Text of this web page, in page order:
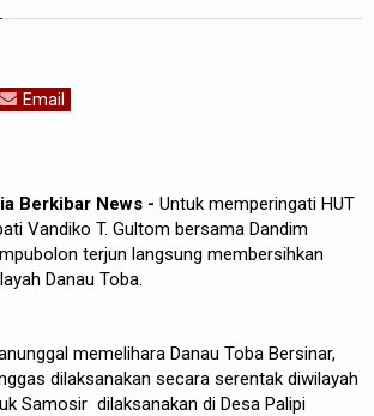
Email
Berkibar News - Untuk memperingati HUT
Vandiko T. Gultom bersama Dandim
terjun langsung membersihkan
Danau Toba.
memelihara Danau Toba Bersinar,
dilaksanakan secara serentak diwilayah
Samosir dilaksanakan di Desa Palipi